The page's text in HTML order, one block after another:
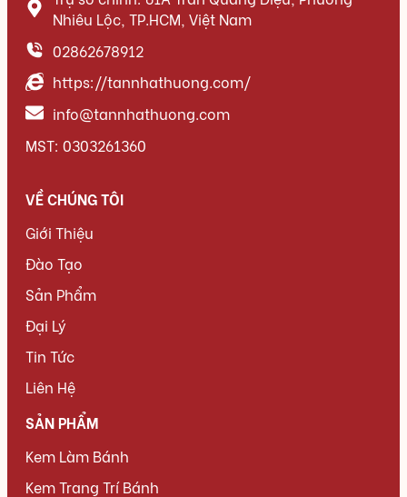
Nhiêu Lộc, TP.HCM, Việt Nam
02862678912
https://tannhathuong.com/
info@tannhathuong.com
MST: 0303261360
VỀ CHÚNG TÔI
Giới Thiệu
Đào Tạo
Sản Phẩm
Đại Lý
Tin Tức
Liên Hệ
SẢN PHẨM
Kem Làm Bánh
Kem Trang Trí Bánh